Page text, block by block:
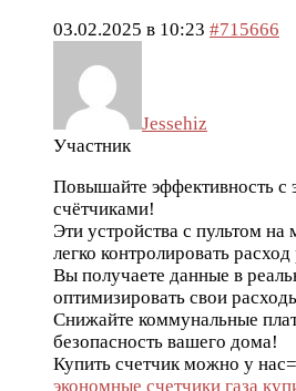
03.02.2025 в 10:23 #715666
Jessehiz
Участник
Повышайте эффективность с
счётчиками!
Эти устройства с пультом на
легко контролировать
Вы получаете данные в
оптимизировать свои
Снижайте коммунальные
безопасность вашего дома!
Купить счетчик можно у
экономные счетчики газа